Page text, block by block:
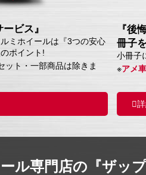
ビス』
ミホイールは『3つの安心
ポイント!
ット・一部商品は除きま
『後
冊子
小冊子
※アメ
ル専門店の『ザッ